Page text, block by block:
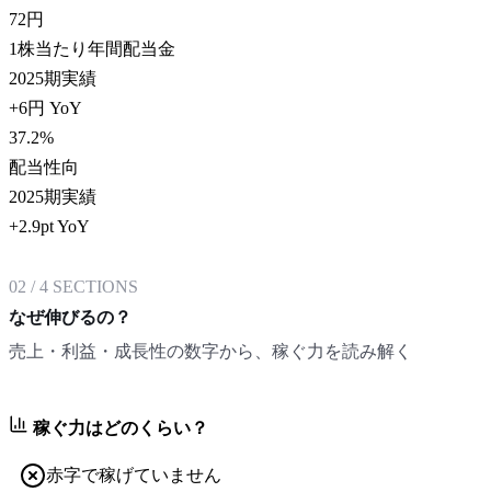
72円
1株当たり年間配当金
2025期実績
+6円 YoY
37.2%
配当性向
2025期実績
+2.9pt YoY
02 /4 SECTIONS
なぜ伸びるの？
売上・利益・成長性の数字から、稼ぐ力を読み解く
稼ぐ力はどのくらい？
赤字で稼げていません